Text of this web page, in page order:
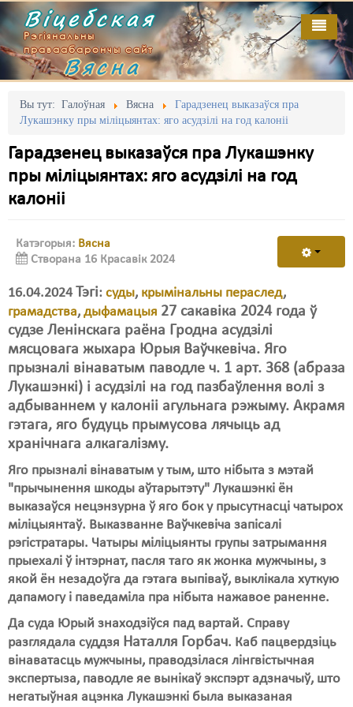
Віцебская
Рэгіянальны
праваабарончы сайт
Вясна
Вы тут: Галоўная Вясна
Гарадзенец выказаўся пра
Лукашэнку пры міліцыянтах: яго асудзілі на год калоніі
Гарадзенец выказаўся пра Лукашэнку
пры міліцыянтах: яго асудзілі на год
калоніі
Катэгорыя: Вясна
Створана 16 Красавік 2024
16.04.2024 Тэгі: суды, крымінальны пераслед,
грамадства, дыфамацыя 27 сакавіка 2024 года ў
судзе Ленінскага раёна Гродна асудзілі
мясцовага жыхара Юрыя Ваўчкевіча. Яго
прызналі вінаватым паводле ч. 1 арт. 368 (абраза
Лукашэнкі) і асудзілі на год пазбаўлення волі з
адбываннем у калоніі агульнага рэжыму. Акрамя
гэтага, яго будуць прымусова лячыць ад
хранічнага алкагалізму.
Яго прызналі вінаватым у тым, што нібыта з мэтай
"прычынення шкоды аўтарытэту" Лукашэнкі ён
выказаўся нецэнзурна ў яго бок у прысутнасці чатырох
міліцыянтаў. Выказванне Ваўчкевіча запісалі
рэгістратары. Чатыры міліцыянты групы затрымання
прыехалі ў інтэрнат, пасля таго як жонка мужчыны, з
якой ён незадоўга да гэтага выпіваў, выклікала хуткую
дапамогу і паведаміла пра нібыта нажавое раненне.
Да суда Юрый знаходзіўся пад вартай. Справу
разглядала суддзя Наталля Горбач. Каб пацвердзіць
вінаватасць мужчыны, праводзілася лінгвістычная
экспертыза, паводле яе вынікаў экспэрт адзначыў, што
негатыўная ацэнка Лукашэнкі была выказаная
Галоўная
Адміністрацыйны перасьлед
Безбар'ернае асяродзьдзе
Выбары
Дзяржава
Дыскрымінацыя
Затрыманьні
Карная псыхіятрыя
КПЧ ААН
Культурныя правы
ЛПП
Мірныя сходы
Палітвязьні
Праваабаронцы
Правы дзіцяці
Пэнітэнцыярная сыстэма
Распальваньне варожасьці
Рознае
Выданьні
Кантакт
Пра нас